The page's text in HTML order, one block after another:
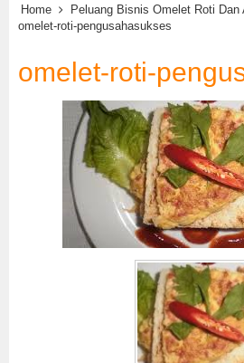
Home
Peluang Bisnis Omelet Roti Dan
omelet-roti-pengusahasukses
omelet-roti-